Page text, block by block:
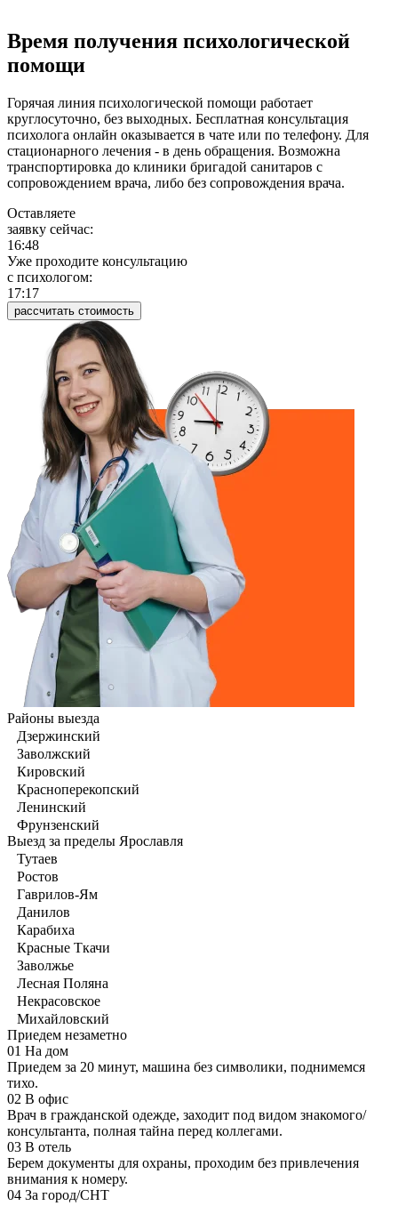
Время получения психологической
помощи
Горячая линия психологической помощи работает
круглосуточно, без выходных. Бесплатная консультация
психолога онлайн оказывается в чате или по телефону. Для
стационарного лечения - в день обращения. Возможна
транспортировка до клиники бригадой санитаров с
сопровождением врача, либо без сопровождения врача.
Оставляете
заявку сейчас:
16:48
Уже проходите консультацию
c психологом:
17:17
рассчитать стоимость
Районы выезда
Дзержинский
Заволжский
Кировский
Красноперекопский
Ленинский
Фрунзенский
Выезд за пределы Ярославля
Тутаев
Ростов
Гаврилов-Ям
Данилов
Карабиха
Красные Ткачи
Заволжье
Лесная Поляна
Некрасовское
Михайловский
Приедем незаметно
01 На дом
Приедем за 20 минут, машина без символики, поднимемся
тихо.
02 В офис
Врач в гражданской одежде, заходит под видом знакомого/
консультанта, полная тайна перед коллегами.
03 В отель
Берем документы для охраны, проходим без привлечения
внимания к номеру.
04 За город/СНТ